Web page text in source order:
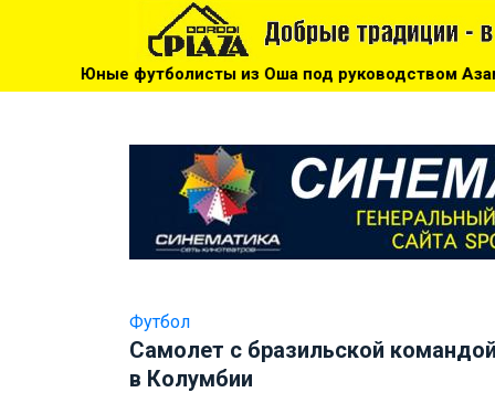
из Оша под руководством Азамата Байматова
Футбол
Самолет с бразильской
в Колумбии